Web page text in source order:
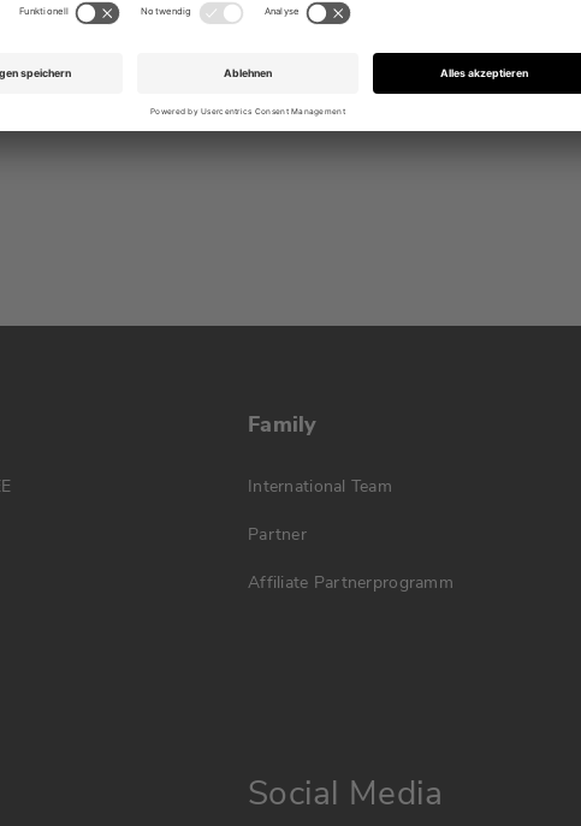
Family
International Team
Partner
Affiliate Partnerprogramm
Social Media